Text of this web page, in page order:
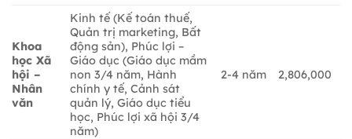
Khoa
học Xã
hội –
Nhân
văn
Kinh tế (Kế toán thuế,
Quản trị marketing, Bất
động sản), Phúc lợi –
Giáo dục (Giáo dục mầm
non 3/4 năm, Hành
chính y tế, Cảnh sát
quản lý, Giáo dục tiểu
học, Phúc lợi xã hội 3/4
năm)
2-4 năm 2,806,000